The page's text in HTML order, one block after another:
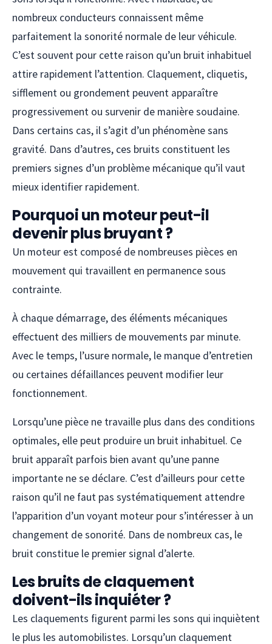
nombreux conducteurs connaissent même
parfaitement la sonorité normale de leur véhicule.
C’est souvent pour cette raison qu’un bruit inhabituel
attire rapidement l’attention. Claquement, cliquetis,
sifflement ou grondement peuvent apparaître
progressivement ou survenir de manière soudaine.
Dans certains cas, il s’agit d’un phénomène sans
gravité. Dans d’autres, ces bruits constituent les
premiers signes d’un problème mécanique qu’il vaut
mieux identifier rapidement.
Pourquoi un moteur peut-il
devenir plus bruyant ?
Un moteur est composé de nombreuses pièces en
mouvement qui travaillent en permanence sous
contrainte.
À chaque démarrage, des éléments mécaniques
effectuent des milliers de mouvements par minute.
Avec le temps, l’usure normale, le manque d’entretien
ou certaines défaillances peuvent modifier leur
fonctionnement.
Lorsqu’une pièce ne travaille plus dans des conditions
optimales, elle peut produire un bruit inhabituel. Ce
bruit apparaît parfois bien avant qu’une panne
importante ne se déclare. C’est d’ailleurs pour cette
raison qu’il ne faut pas systématiquement attendre
l’apparition d’un voyant moteur pour s’intéresser à un
changement de sonorité. Dans de nombreux cas, le
bruit constitue le premier signal d’alerte.
Les bruits de claquement
doivent-ils inquiéter ?
Les claquements figurent parmi les sons qui inquiètent
le plus les automobilistes. Lorsqu’un claquement